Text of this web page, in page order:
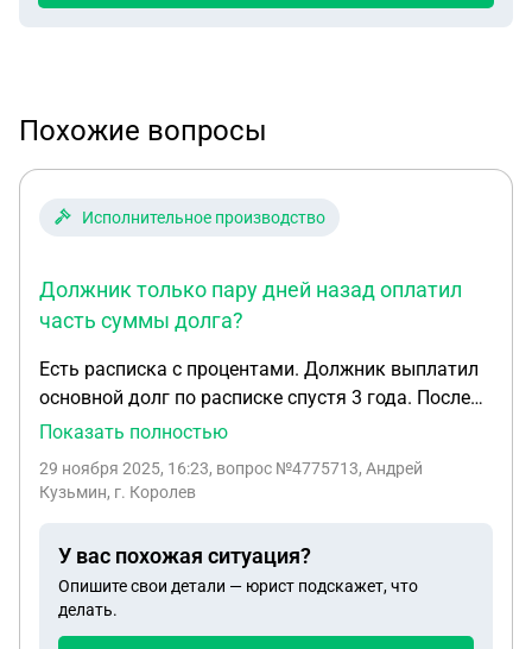
Похожие вопросы
Исполнительное производство
Должник только пару дней назад оплатил
часть суммы долга?
Есть расписка с процентами. Должник выплатил
основной долг по расписке спустя 3 года. После
был суд и вынесли постановление о возврата
исполнительный лист , возможно ли , спустя 10
настроящее время. Должник только пару дней
назад оплатил часть суммы долга?
Показать полностью
29 ноября 2025, 16:23, вопрос №4775713, Андрей
Кузьмин, г. Королев
У вас похожая ситуация?
Опишите свои детали — юрист подскажет, что
делать.